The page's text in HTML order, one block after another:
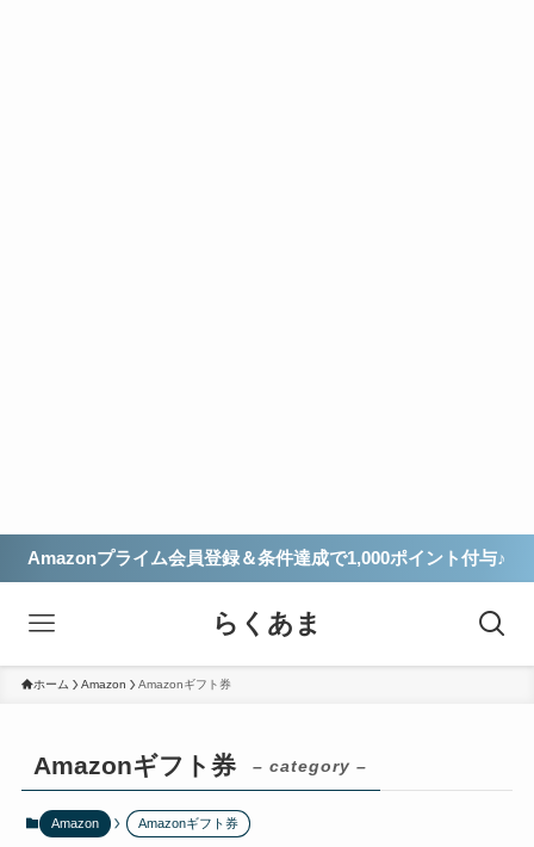
Amazonプライム会員登録＆条件達成で1,000ポイント付与♪
らくあま
ホーム Amazon Amazonギフト券
Amazonギフト券 – category –
Amazon Amazonギフト券